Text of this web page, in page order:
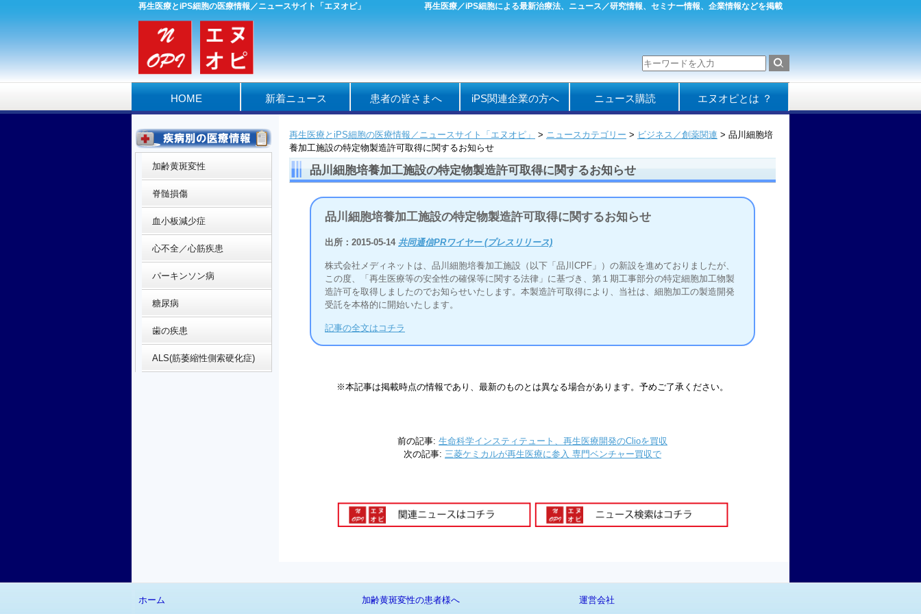
再生医療とiPS細胞の医療情報／ニュースサイト「エヌオピ」 再生医療／iPS細胞による最新治療法、ニュース／研究情報、セミナー情報、企業情報などを掲載
HOME 新着ニュース 患者の皆さまへ iPS関連企業の方へ ニュース購読 エヌオピとは ？
再生医療とiPS細胞の医療情報／ニュースサイト「エヌオピ」 > ニュースカテゴリー > ビジネス／創薬関連 > 品川細胞培
養加工施設の特定物製造許可取得に関するお知らせ
品川細胞培養加工施設の特定物製造許可取得に関するお知らせ
品川細胞培養加工施設の特定物製造許可取得に関するお知らせ
出所：2015-05-14 共同通信PRワイヤー (プレスリリース)
株式会社メディネットは、品川細胞培養加工施設（以下「品川CPF」）の新設を進めておりましたが、
この度、「再生医療等の安全性の確保等に関する法律」に基づき、第１期工事部分の特定細胞加工物製
造許可を取得しましたのでお知らせいたします。本製造許可取得により、当社は、細胞加工の製造開発
受託を本格的に開始いたします。
記事の全文はコチラ
※本記事は掲載時点の情報であり、最新のものとは異なる場合があります。予めご了承ください。
前の記事: 生命科学インスティテュート、再生医療開発のClioを買収
次の記事: 三菱ケミカルが再生医療に参入 専門ベンチャー買収で
加齢黄斑変性
脊髄損傷
血小板減少症
心不全／心筋疾患
パーキンソン病
糖尿病
歯の疾患
ALS(筋萎縮性側索硬化症)
ホーム 加齢黄斑変性の患者様へ 運営会社